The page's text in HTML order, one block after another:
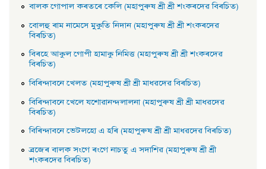
বালক গােপাল কৰতৰে কেলি (মহাপুৰুষ শ্ৰী শ্ৰী শংকৰদেৱ বিৰচিত)
বােলহু ৰাম নামেসে মুকুতি নিদান (মহাপুৰুষ শ্ৰী শ্ৰী শংকৰদেৱ
বিৰচিত)
বিৰহে আকুল গােপী হামাকু নিমিত্ত (মহাপুৰুষ শ্ৰী শ্ৰী শংকৰদেৱ
বিৰচিত)
বিৰিন্দাবনে খেলত (মহাপুৰুষ শ্ৰী শ্ৰী মাধৱদেৱ বিৰচিত)
বিৰিন্দাবনে খেলে যশােৱানন্দলালনা (মহাপুৰুষ শ্ৰী শ্ৰী মাধৱদেৱ
বিৰচিত)
বিৰিন্দাবনে ভেটলহাে এ হৰি (মহাপুৰুষ শ্ৰী শ্ৰী মাধৱদেৱ বিৰচিত)
ব্ৰজেৰ বালক সংগে ৰংগে নাচতু এ সদাশিৱ (মহাপুৰুষ শ্ৰী শ্ৰী
শংকৰদেৱ বিৰচিত)